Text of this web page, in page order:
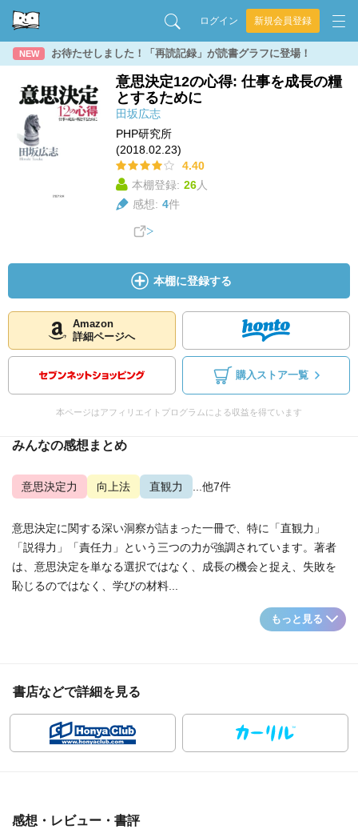
ログイン 新規会員登録
NEW お待たせしました！「再読記録」が読書グラフに登場！
意思決定12の心得: 仕事を成長の糧
とするために
田坂広志
PHP研究所
(2018.02.23)
4.40
本棚登録: 26人
感想: 4件
本棚に登録する
Amazon
詳細ページへ
購入ストア一覧
本ページはアフィリエイトプログラムによる収益を得ています
みんなの感想まとめ
意思決定力 向上法 直観力 ...他7件
意思決定に関する深い洞察が詰まった一冊で、特に「直観力」
「説得力」「責任力」という三つの力が強調されています。著者
は、意思決定を単なる選択ではなく、成長の機会と捉え、失敗を
恥じるのではなく、学びの材料...
もっと見る
書店などで詳細を見る
感想・レビュー・書評